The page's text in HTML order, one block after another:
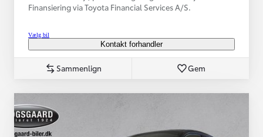
Finansiering via Toyota Financial Services A/S.
Vælg bil
Kontakt forhandler
Sammenlign Gem